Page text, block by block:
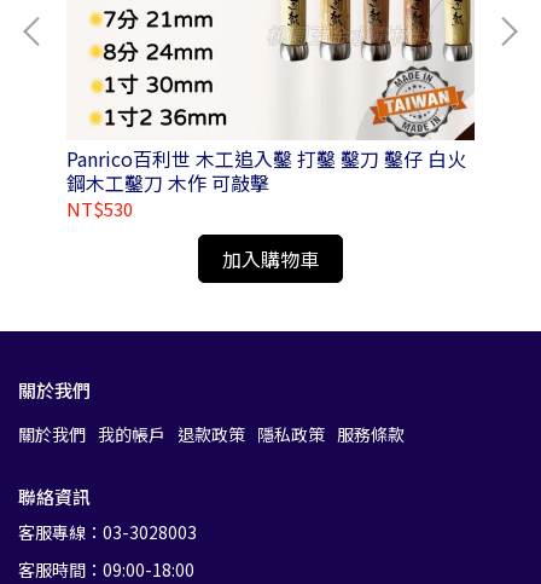
Panrico百利世 木工追入鑿 打鑿 鑿刀 鑿仔 白火
鋼木工鑿刀 木作 可敲擊
NT$530
加入購物車
關於我們
關於我們 我的帳戶 退款政策 隱私政策 服務條款
聯絡資訊
客服專線：03-3028003
客服時間：09:00-18:00